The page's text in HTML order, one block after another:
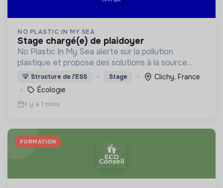
NO PLASTIC IN MY SEA
stage chargé(e) de plaidoyer
No Plastic In My Sea alerte sur la pollution
plastique et propose des solutions à la source
(réduction, réemploi…) en ciblant les plastiques les
polluants.
💡 Structure de l’ESS Stage
Clichy, France
Écologie
Il y a 1 mois
FORMATION